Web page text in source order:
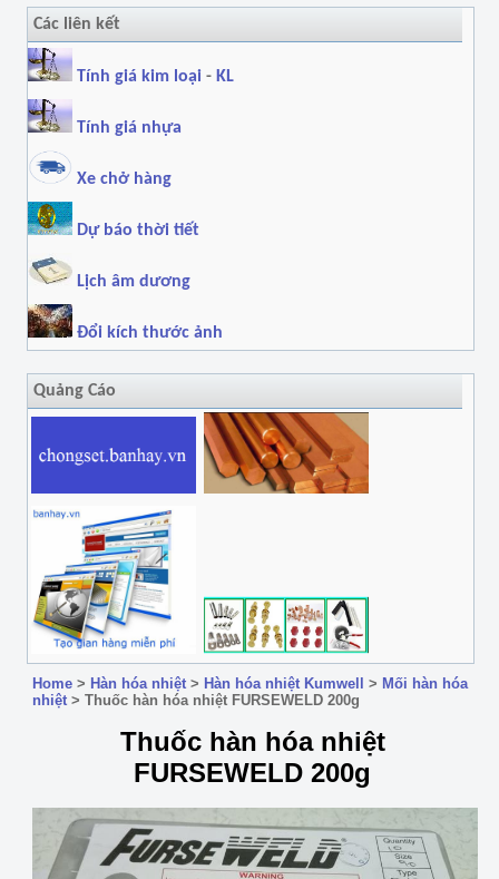
Các liên kết
Tính giá kim loại - KL
Tính giá nhựa
Xe chở hàng
Dự báo thời tiết
Lịch âm dương
Đổi kích thước ảnh
Quảng Cáo
Home > Hàn hóa nhiệt > Hàn hóa nhiệt Kumwell > Mối hàn hóa
nhiệt > Thuốc hàn hóa nhiệt FURSEWELD 200g
Thuốc hàn hóa nhiệt
FURSEWELD 200g